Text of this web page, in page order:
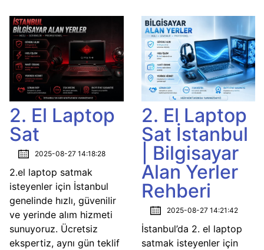
2. El Laptop
Sat
2025-08-27 14:18:28
2.el laptop satmak
isteyenler için İstanbul
genelinde hızlı, güvenilir
ve yerinde alım hizmeti
sunuyoruz. Ücretsiz
ekspertiz, aynı gün teklif
2. El Laptop
Sat İstanbul
| Bilgisayar
Alan Yerler
Rehberi
2025-08-27 14:21:42
İstanbul’da 2. el laptop
satmak isteyenler için